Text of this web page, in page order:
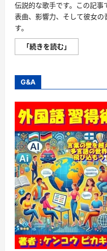
伝説的な歌手です。この記
表曲、影響力、そして彼女
す。
「続きを読む」
代
の
声、
永
遠
の
魅
力 -
時
代
を
超
え
て
心
に
響
く
不
朽
の
メ
ロ
デ
G&A